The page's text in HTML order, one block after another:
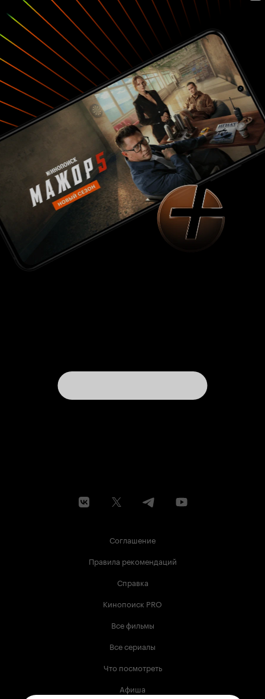
Соглашение
Правила рекомендаций
Справка
Кинопоиск PRO
Все фильмы
Все сериалы
Что посмотреть
Афиша